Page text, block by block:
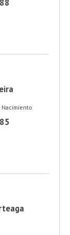
Nacimiento